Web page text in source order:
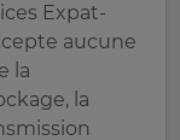
Expat-
aucune
la
la